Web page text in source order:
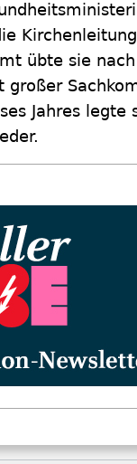
übte sie
großer
Jahres